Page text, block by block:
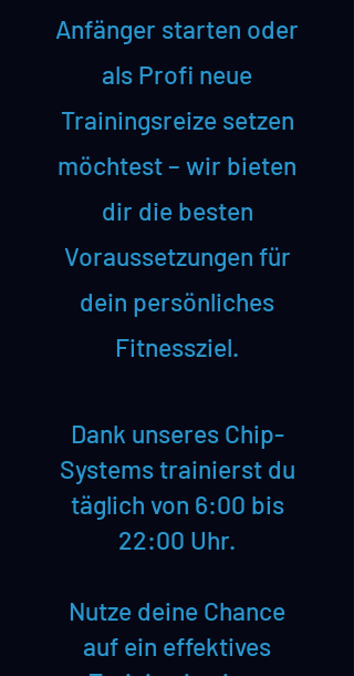
Anfänger starten oder
als Profi neue
Trainingsreize setzen
möchtest – wir bieten
dir die besten
Voraussetzungen für
dein persönliches
Fitnessziel.
Dank unseres Chip-
Systems trainierst du
täglich von 6:00 bis
22:00 Uhr.
​Nutze deine Chance
auf ein effektives